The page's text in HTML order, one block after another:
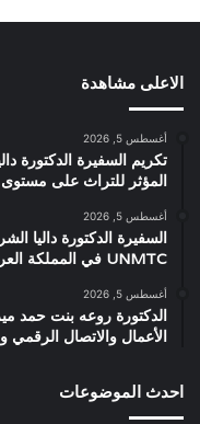
الاعلى مشاهدة
أغسطس 5, 2026
تكريم السفيرة الدكتورة
المؤثر للتراث على مستوى
أغسطس 5, 2026
السفيرة الدكتورة داليا
UNMTC في المملكة العربية السعودية
أغسطس 5, 2026
الدكتورة روعه بنت حمد
الأعمال والاتصال الرقمي
احدث الموضوعات